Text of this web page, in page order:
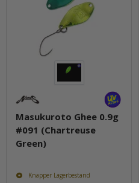
Masukuroto Ghee 0.9g
#091 (Chartreuse
Green)
Knapper Lagerbestand